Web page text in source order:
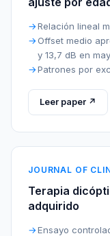
Relación lineal
Offset medio
y 13,7 dB en
Patrones por
Leer paper ↗
JOURNAL OF
Terapia
adquirido
Ensayo